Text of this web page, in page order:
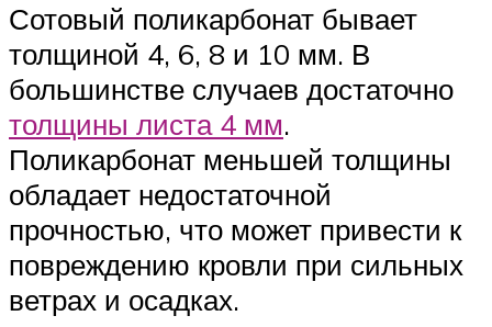
Сотовый поликарбонат бывает
толщиной 4, 6, 8 и 10 мм. В
большинстве случаев достаточно
толщины листа 4 мм.
Поликарбонат меньшей толщины
обладает недостаточной
прочностью, что может привести к
повреждению кровли при сильных
ветрах и осадках.